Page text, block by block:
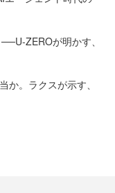
ZEROが明かす、
か。ラクスが示す、